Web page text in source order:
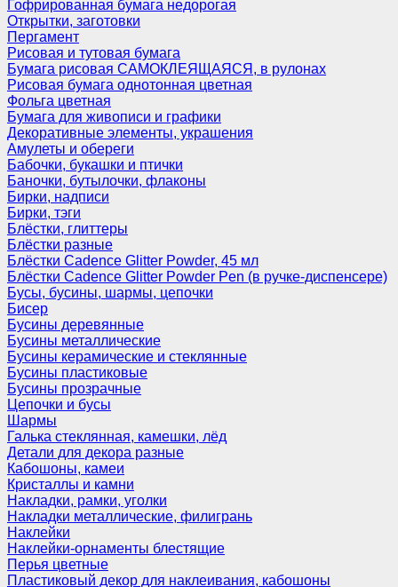
Гофрированная бумага недорогая
Открытки, заготовки
Пергамент
Рисовая и тутовая бумага
Бумага рисовая САМОКЛЕЯЩАЯСЯ, в рулонах
Рисовая бумага однотонная цветная
Фольга цветная
Бумага для живописи и графики
Декоративные элементы, украшения
Амулеты и обереги
Бабочки, букашки и птички
Баночки, бутылочки, флаконы
Бирки, надписи
Бирки, тэги
Блёстки, глиттеры
Блёстки разные
Блёстки Cadence Glitter Powder, 45 мл
Блёстки Cadence Glitter Powder Pen (в ручке-диспенсере)
Бусы, бусины, шармы, цепочки
Бисер
Бусины деревянные
Бусины металлические
Бусины керамические и стеклянные
Бусины пластиковые
Бусины прозрачные
Цепочки и бусы
Шармы
Галька стеклянная, камешки, лёд
Детали для декора разные
Кабошоны, камеи
Кристаллы и камни
Накладки, рамки, уголки
Накладки металлические, филигрань
Наклейки
Наклейки-орнаменты блестящие
Перья цветные
Пластиковый декор для наклеивания, кабошоны